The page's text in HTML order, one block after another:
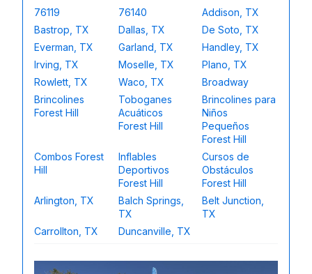
76119 76140
Addison, TX
Bastrop, TX
Dallas, TX
De Soto, TX
Everman, TX
Garland, TX
Handley, TX
Irving, TX
Moselle, TX
Plano, TX
Rowlett, TX
Waco, TX
Broadway
Brincolines
Forest Hill
Toboganes
Acuáticos
Forest Hill
Brincolines para
Niños
Pequeños
Forest Hill
Combos Forest
Hill
Inflables
Deportivos
Forest Hill
Cursos de
Obstáculos
Forest Hill
Arlington, TX
Balch Springs,
TX
Belt Junction,
TX
Carrollton, TX
Duncanville, TX